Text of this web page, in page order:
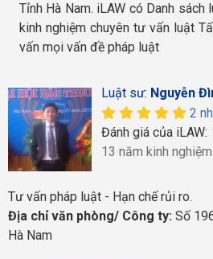
Tỉnh Hà Nam. iLAW có Danh
kinh nghiệm chuyên tư vấn luật
vấn mọi vấn đề pháp luật
Luật sư: Nguyễn
2
Đánh giá của iLAW:
13 năm kinh nghiệm
Tư vấn pháp luật - Hạn chế rủi ro.
Địa chỉ văn phòng/ Công ty: Số
Hà Nam